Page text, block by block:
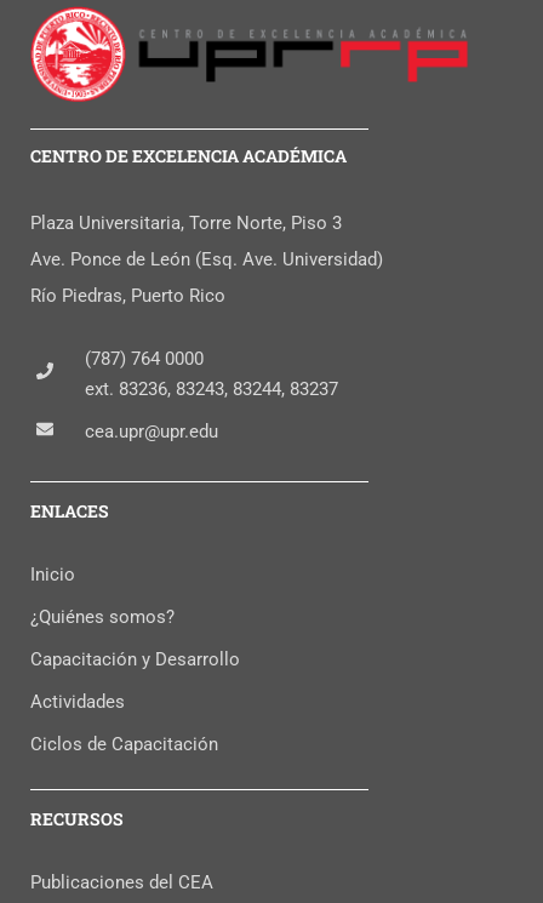
CENTRO DE EXCELENCIA ACADÉMICA
Plaza Universitaria, Torre Norte, Piso 3
Ave. Ponce de León (Esq. Ave. Universidad)
Río Piedras, Puerto Rico
(787) 764 0000
ext. 83236, 83243, 83244, 83237
cea.upr@upr.edu
ENLACES
Inicio
¿Quiénes somos?
Capacitación y Desarrollo
Actividades
Ciclos de Capacitación
RECURSOS
Publicaciones del CEA